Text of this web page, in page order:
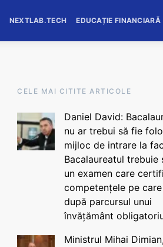
NEXTLAB.TECH EDUCAȚIE FINANCIARĂ
CELE MAI CITITE ARTICOLE
Daniel David:
nu ar trebui să fie
mijloc de intrare la
Bacalaureatul trebuie
un examen care
competențele pe
după parcursul unui
învățământ
Ministrul Mihai